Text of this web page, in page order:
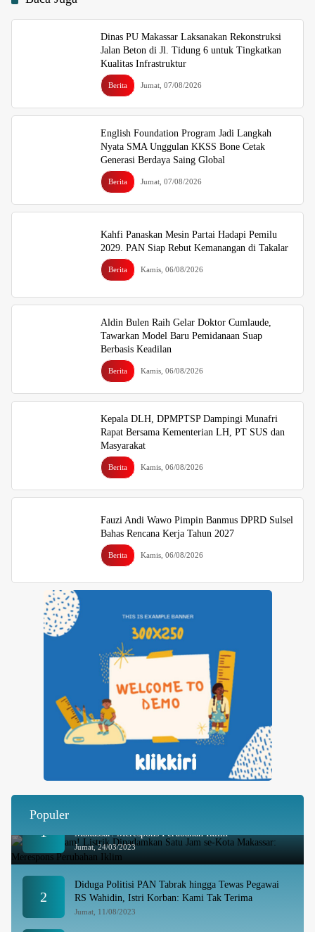
Dinas PU Makassar Laksanakan Rekonstruksi
Jalan Beton di Jl. Tidung 6 untuk Tingkatkan
Kualitas Infrastruktur
Berita Jumat, 07/08/2026
English Foundation Program Jadi Langkah
Nyata SMA Unggulan KKSS Bone Cetak
Generasi Berdaya Saing Global
Berita Jumat, 07/08/2026
Kahfi Panaskan Mesin Partai Hadapi Pemilu
2029. PAN Siap Rebut Kemanangan di Takalar
Berita Kamis, 06/08/2026
Aldin Bulen Raih Gelar Doktor Cumlaude,
Tawarkan Model Baru Pemidanaan Suap
Berbasis Keadilan
Berita Kamis, 06/08/2026
Kepala DLH, DPMPTSP Dampingi Munafri
Rapat Bersama Kementerian LH, PT SUS dan
Masyarakat
Berita Kamis, 06/08/2026
Fauzi Andi Wawo Pimpin Banmus DPRD Sulsel
Bahas Rencana Kerja Tahun 2027
Berita Kamis, 06/08/2026
Populer
1
Makassar: Merespons Perubahan Iklim
Jumat, 24/03/2023
2
Diduga Politisi PAN Tabrak hingga Tewas Pegawai
RS Wahidin, Istri Korban: Kami Tak Terima
Jumat, 11/08/2023